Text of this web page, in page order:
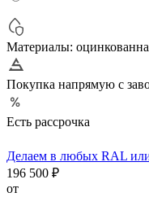
Материалы:
Покупка напрямую с
Есть рассрочка
Делаем в любых RAL
196 500 ₽
от